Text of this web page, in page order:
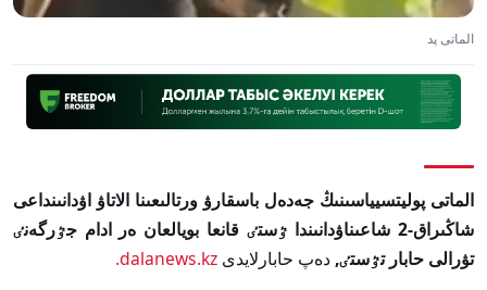
الماتى پد
الماتى پوليتسيياسىنىڭ جەدەل باسقارۋ ورتالىعىنا الاتاۋ اۋدانىنداعى
شاڭىراق-2 شاعىناۋدانىندا ٷستٸ قانعا بويالعان ەر ادام جٷرگەنٸ
تۋرالى حابار تٷستٸ, دەپ حابارلايدى dalanews.kz.